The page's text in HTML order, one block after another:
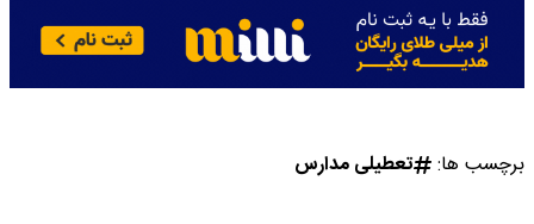
برچسب ها: تعطیلی مدارس